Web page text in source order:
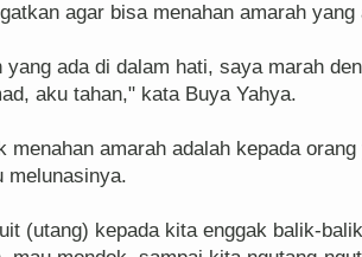
agar bisa menahan amarah
yang ada di dalam hati, saya marah
aku tahan," kata Buya Yahya.
menahan amarah adalah kepada
melunasinya.
(utang) kepada kita enggak balik-